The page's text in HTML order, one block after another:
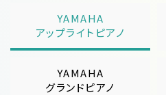
YAMAHA
アップライトピアノ
YAMAHA
グランドピアノ